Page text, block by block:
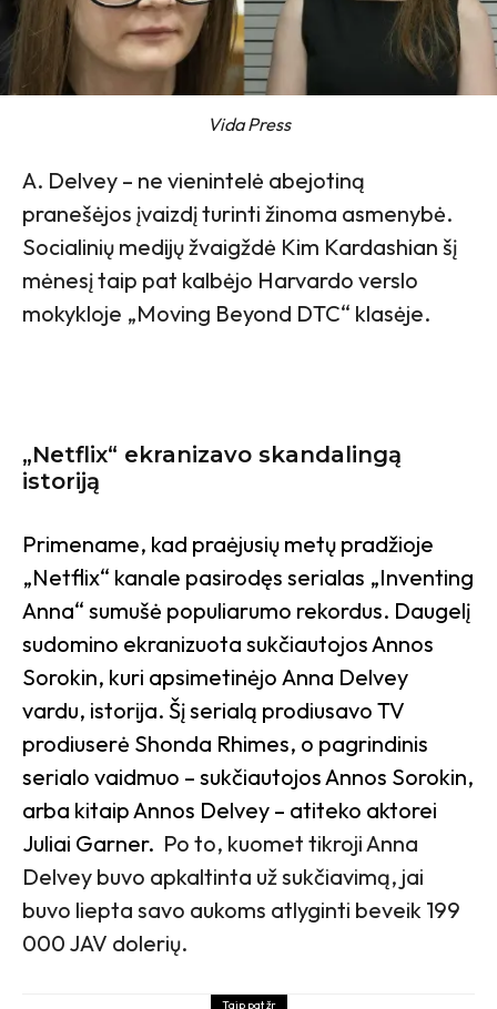
Vida Press
A. Delvey – ne vienintelė abejotiną
pranešėjos įvaizdį turinti žinoma asmenybė.
Socialinių medijų žvaigždė Kim Kardashian šį
mėnesį taip pat kalbėjo Harvardo verslo
mokykloje „Moving Beyond DTC“ klasėje.
„Netflix“ ekranizavo skandalingą
istoriją
Primename, kad praėjusių metų pradžioje
„Netflix“ kanale pasirodęs serialas „Inventing
Anna“ sumušė populiarumo rekordus. Daugelį
sudomino ekranizuota sukčiautojos Annos
Sorokin, kuri apsimetinėjo Anna Delvey
vardu, istorija. Šį serialą prodiusavo TV
prodiuserė Shonda Rhimes, o pagrindinis
serialo vaidmuo – sukčiautojos Annos Sorokin,
arba kitaip Annos Delvey – atiteko aktorei
Juliai Garner. Po to, kuomet tikroji Anna
Delvey buvo apkaltinta už sukčiavimą, jai
buvo liepta savo aukoms atlyginti beveik 199
000 JAV dolerių.
Taip pat žr